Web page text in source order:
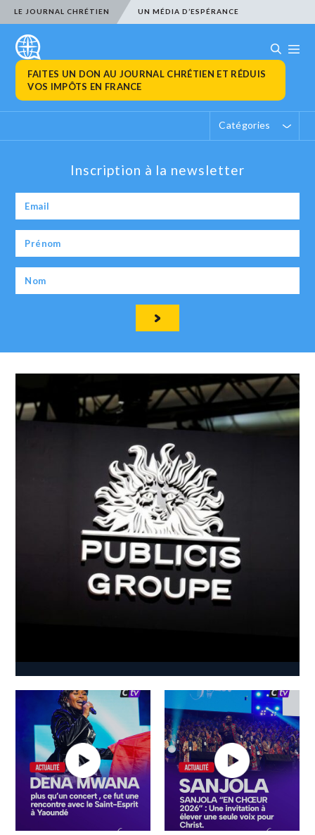
LE JOURNAL CHRÉTIEN UN MÉDIA D’ESPÉRANCE
FAITES UN DON AU JOURNAL CHRÉTIEN ET RÉDUIS
VOS IMPÔTS EN FRANCE
Catégories
Inscription à la newsletter